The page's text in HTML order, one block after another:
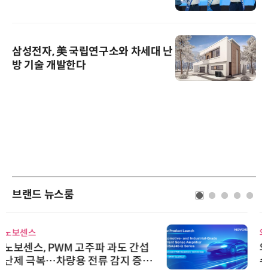
삼성전자, 美 국립연구소와 차세대 난
방 기술 개발한다
브랜드 뉴스룸
와이즈스톤
와이즈스톤, 에이데이타 'SCV 기반
수집 데이터'에 DQ인증 최고 등급